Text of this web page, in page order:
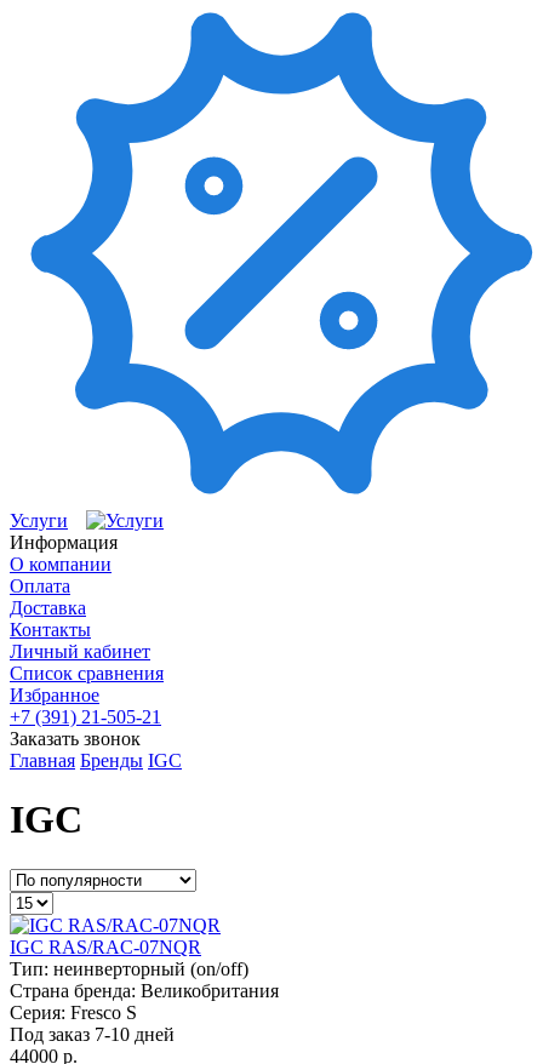
Услуги
Информация
О компании
Оплата
Доставка
Контакты
Личный кабинет
Список сравнения
Избранное
+7 (391) 21-505-21
Заказать звонок
Главная Бренды IGC
IGC
IGC RAS/RAC-07NQR
Тип: неинверторный (on/off)
Страна бренда: Великобритания
Серия: Fresco S
Под заказ 7-10 дней
44000 р.